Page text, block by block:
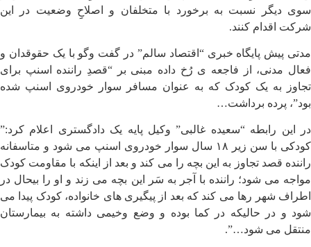
سوی دیگر نسبت به برخورد با متخلفان و اصلاحِِ وضعیت در این
شرکت اقدام کنند.
مدتی پیش پایگاه خبری “اقتصاد سالم” در گفت وگو با یک حقوقدان و
فعال مدنی، از فاجعه ی رُخ داده مبنی بر “قصدِ راننده اسنپ برای
تجاوز به یک کودک که به عنوان مسافر سوار خودروی اسنپ شده
بود”، پرده برداشت…
در این رابطه “سعیده غالبی” وکیل پایه یک دادگستری اعلام کرد:”
کودکی با سن زیر ۱۸ سال سوار خودروی اسنپ می شود و متاسفانه
راننده قصد تجاوز به این بچه را می کند و بعد از اینکه با مقاومت کودک
مواجه می شود؛ راننده با آجر به سَر این بچه می زند و او را بیحال در
اطراف شهر رها می کند که بعد از پیگیری های خانواده، کودک پیدا می
شود و در حالیکه در کما بوده و وضع وخیمی داشته به بیمارستان
منتقل می شود…”.